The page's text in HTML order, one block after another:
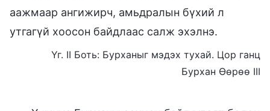
аажмаар ангижирч, амьдралын бүхий л
утгагүй хоосон байдлаас салж эхэлнэ.
Үг. II Боть: Бурханыг мэдэх тухай. Цор ганц
Бурхан Өөрөө III